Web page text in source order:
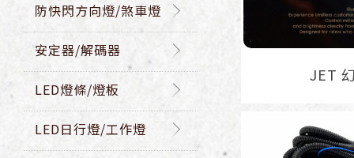
防快閃方向燈/煞車燈
安定器/解碼器
LED燈條/燈板
LED日行燈/工作燈
JET